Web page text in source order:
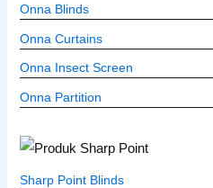
Onna Blinds
Onna Curtains
Onna Insect Screen
Onna Partition
Sharp Point Blinds